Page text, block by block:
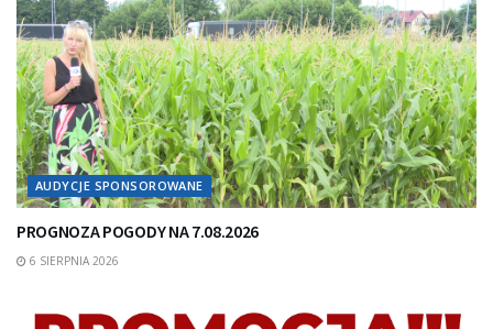
AUDYCJE SPONSOROWANE
PROGNOZA POGODY NA 7.08.2026
6 SIERPNIA 2026